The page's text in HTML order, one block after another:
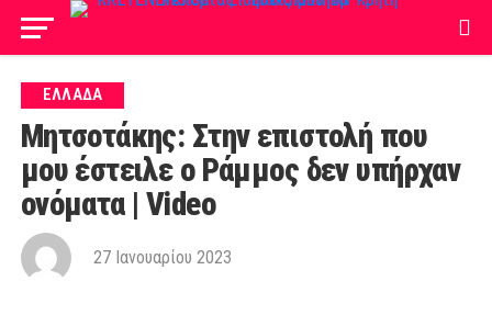
ΕΛΛΑΔΑ
Μητσοτάκης: Στην επιστολή που
μου έστειλε ο Ράμμος δεν υπήρχαν
ονόματα | Video
27 Ιανουαρίου 2023